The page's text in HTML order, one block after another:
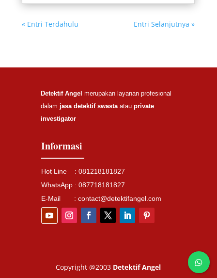
« Entri Terdahulu Entri Selanjutnya »
Detektif Angel merupakan layanan profesional
dalam jasa detektif swastaatau private
investigator
Informasi
Hot Line : 081218181827
WhatsApp : 087718181827
E-Mail : contact@detektifangel.com
Copyright @2003 Detektif Angel